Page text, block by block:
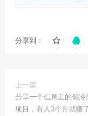
分享到：
上一篇
分享一个信息差的偏冷
项目，有人3个月就赚